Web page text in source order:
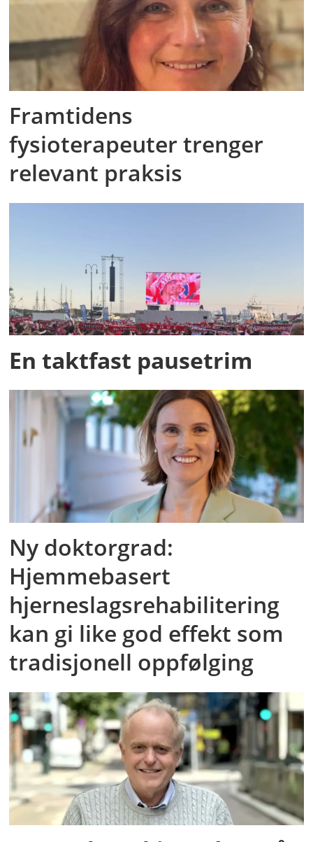
Framtidens
fysioterapeuter trenger
relevant praksis
En taktfast pausetrim
Ny doktorgrad:
Hjemmebasert
hjerneslagsrehabilitering
kan gi like god effekt som
tradisjonell oppfølging